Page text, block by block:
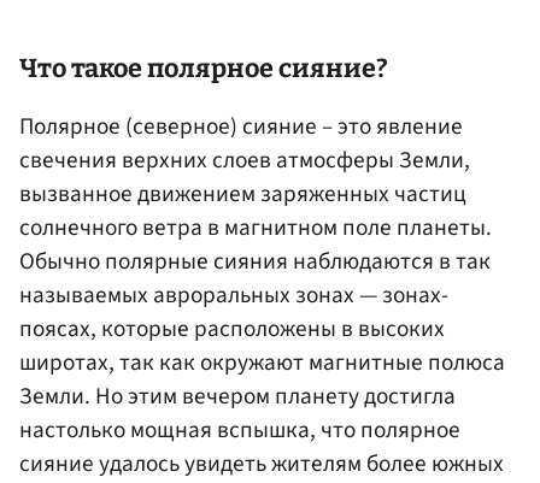
Что такое полярное сияние?
Полярное (северное) сияние – это явление
свечения верхних слоев атмосферы Земли,
вызванное движением заряженных частиц
солнечного ветра в магнитном поле планеты.
Обычно полярные сияния наблюдаются в так
называемых авроральных зонах — зонах-
поясах, которые расположены в высоких
широтах, так как окружают магнитные полюса
Земли. Но этим вечером планету достигла
настолько мощная вспышка, что полярное
сияние удалось увидеть жителям более южных